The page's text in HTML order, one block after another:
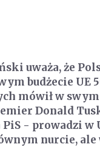
uważa, że
budżecie UE
mówił w
Donald
PiS - prowadzi
nurcie, ale